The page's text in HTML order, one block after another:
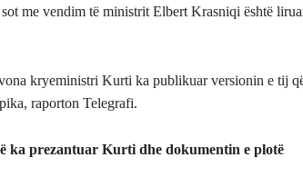
me vendim të ministrit Elbert Krasniqi është
kryeministri Kurti ka publikuar versionin e tij
raporton Telegrafi.
ka prezantuar Kurti dhe dokumentin e plotë